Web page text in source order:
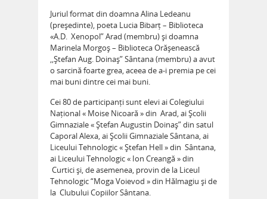
Juriul format din doamna Alina Ledeanu
(președinte), poeta Lucia Bibarț – Biblioteca
«A.D. Xenopol” Arad (membru) și doamna
Marinela Morgoș – Biblioteca Orășenească
,,Ștefan Aug. Doinaș” Sântana (membru) a avut
o sarcină foarte grea, aceea de a-i premia pe cei
mai buni dintre cei mai buni.
Cei 80 de participanți sunt elevi ai Colegiului
Național « Moise Nicoară » din Arad, ai Școlii
Gimnaziale « Ștefan Augustin Doinaș” din satul
Caporal Alexa, ai Școlii Gimnaziale Sântana, ai
Liceului Tehnologic « Ștefan Hell » din Sântana,
ai Liceului Tehnologic « Ion Creangă » din
Curtici și, de asemenea, provin de la Liceul
Tehnologic “Moga Voievod » din Hălmagiu și de
la Clubului Copiilor Sântana.